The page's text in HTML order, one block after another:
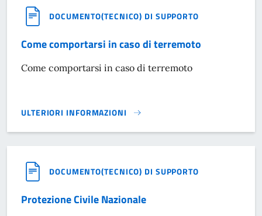
DOCUMENTO(TECNICO) DI SUPPORTO
Come comportarsi in caso di terremoto
Come comportarsi in caso di terremoto
ULTERIORI INFORMAZIONI
COME COMPORTARSI IN CASO DI TERREMOTO}
DOCUMENTO(TECNICO) DI SUPPORTO
Protezione Civile Nazionale